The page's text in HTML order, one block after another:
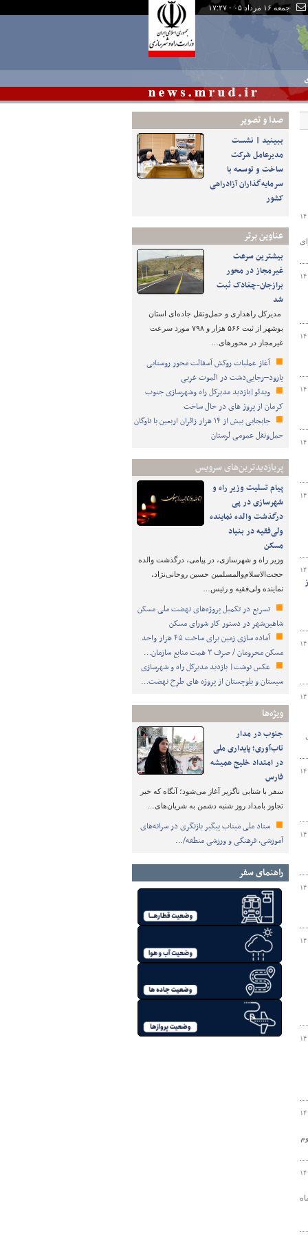
جمعه ۱۶ مرداد ۰۵ - ۱۷:۲۷
صدا و تصوير
ببینید | نشست
مدیرعامل شرکت
ساخت و توسعه با
سرمایه‌گذاران آزادراهی
کشور
عناوین برتر
بیشترین سرعت
غیرمجاز در محور
برازجان-چغادک ثبت
شد
مدیرکل راهداری و حمل‌ونقل جاده‌ای استان
بوشهر از ثبت ۵۶۶ هزار و ۷۹۸ مورد سرعت
غیرمجاز در محورهای…
آغاز عملیات روکش آسفالت محور روستایی
یارود–رجایی‌دشت در الموت غربی
ویدئو|بازدید مدیرکل راه وشهرسازی جنوب
کرمان از پروژ های در حال ساخت
جابجایی بیش از ۱۴ هزار زائران اربعین با ناوگان
حمل‌ونقل عمومی لرستان
پربازدیدترین‌های سرویس
پیام تسلیت وزیر راه و
شهرسازی در پی
درگذشت والده نماینده
ولی‌فقیه در بنیاد
مسکن
وزیر راه و شهرسازی، در پیامی، درگذشت والده
حجت‌الاسلام‌والمسلمین حسین روحانی‌نژاد،
نماینده ولی‌فقیه و رئیس…
تسریع در تکمیل پروژه‌های نهضت ملی مسکن
شاهین‌شهر در دستور کار شورای مسکن
آماده سازی زمین برای ساخت ۴۵ هزار واحد
مسکن محرومان / صرف ۳ همت منابع سازمان…
عکس نوشت| بازدید مدیرکل راه و شهرسازی
سیستان و بلوچستان از پروژه های طرح نهضت…
ویژه‌ها
جنوب در مدار
تاب‌آوری؛ پایداری ملی
در امتداد خلیج همیشه
فارس
سفر با شتابی ناگزیر آغاز می‌شود؛ آنگاه که خبر
تجاوز بامداد روز شنبه دشمن به شریان‌های…
ستاد ملی میناب پیگیر بازنگری در سرانه‌های
آموزشی، فرهنگی و ورزشی منطقه/…
راهنمای سفر
شورای
راستای ساماندهی مشاوران املاک، از ۶ تیرماه